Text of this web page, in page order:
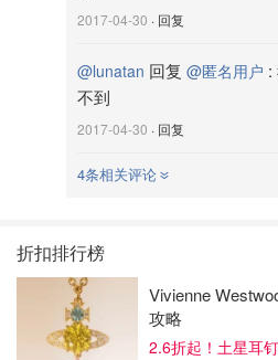
2017-04-30 · 回复
@lunatan 回复 @匿名用户 :
不到
2017-04-30 · 回复
4条相关评论
折扣排行榜
Vivienne
攻略
2.6折起！土星耳